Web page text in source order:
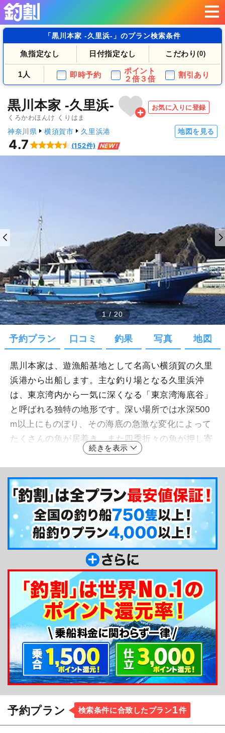
「黒川本家 -久里浜-」のプラン検索条件
魚指定なし 日付指定なし こだわり (0)
1人 即時予約
ポイント
２倍３倍
割引あり
黒川本家 -久里浜-
くろかわほんけ くりはま
お気に入りに登録
神奈川県 横須賀市 久里浜港 地図を見る
4.7 (152件) NEW!
1/20
予約プラン 口コミ 釣果 写真 地図
黒川本家は、遊漁船基地として名高い横須賀の久里
浜港から出船します。主な釣り場となる久里浜沖
は、東京湾内から一気に深くなる「東京湾海底谷」
と呼ばれる独特の地形です。深い場所では水深500
m以上にものぼり、その海底の急激な変化によって
たくさんの魚が居着き、また四季折々の魚が押し寄
せてくる全国でも屈指の漁場です。黒川本家はアッ
トホームな雰囲気です。スタッフ皆さんの対応の良
さ、そして清掃が行き届いた船には、感動すら覚え
ていただけると思います。ぜひ一度ご乗船してみて
ください！
釣り船からのメッセージ
釣割会員の皆さま、こんにちは！久里浜の黒川本
家です。船を2隻ご用意して、久里浜沖の四季折々
の魚を狙います。女将より、釣った魚の料理方法も
アドバイス致しますので、お気軽に声をかけてくだ
さい。女性やお子様も大歓迎です。宜しくお願いし
ます！
続きを表示
予約プラン 検索条件に合致したプラン1件